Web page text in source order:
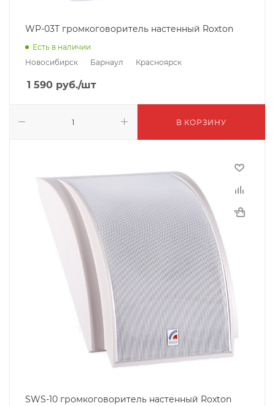
WP-03T громкоговоритель настенный Roxton
Есть в наличии
Новосибирск
Барнаул Красноярск
1 590 руб./шт
В КОРЗИНУ
SWS-10 громкоговоритель настенный Roxton